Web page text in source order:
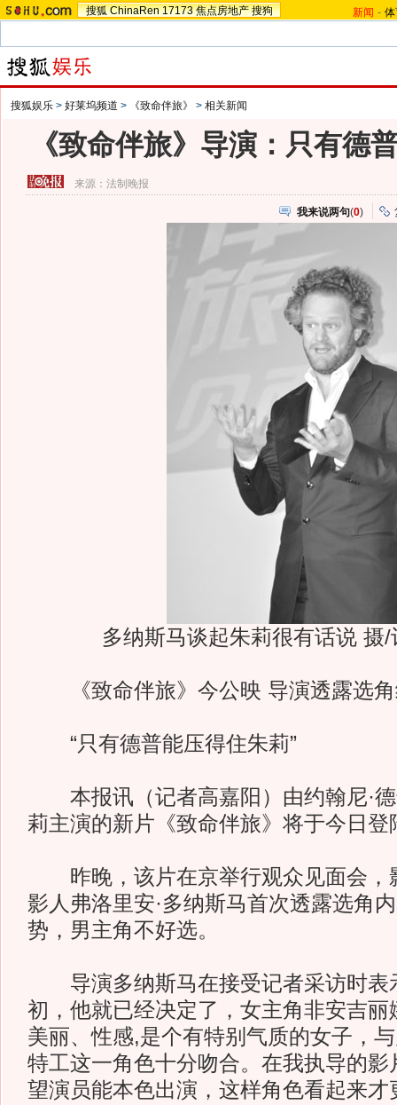
搜狐 ChinaRen 17173 焦点房地产 搜狗 新闻 -
搜狐娱乐 > 好莱坞频道 > 《致命伴旅》 > 相关新闻
《致命伴旅》导演：只有德
来源：法制晚报
我来说两句(0)
多纳斯马谈起朱莉很有话说 摄
《致命伴旅》今公映 导演透露选角
“只有德普能压得住朱莉”
本报讯（记者高嘉阳）由约翰尼·德
莉主演的新片《致命伴旅》将于今日登
昨晚，该片在京举行观众见面会，
影人弗洛里安·多纳斯马首次透露选角
势，男主角不好选。
导演多纳斯马在接受记者采访时表
初，他就已经决定了，女主角非安吉丽
美丽、性感,是个有特别气质的女子，
特工这一角色十分吻合。在我执导的影
望演员能本色出演，这样角色看起来才